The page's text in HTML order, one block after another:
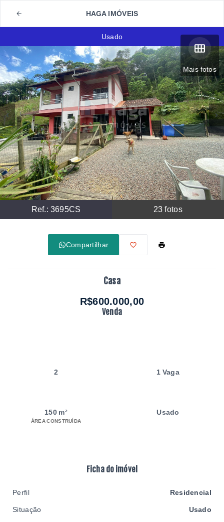
HAGA IMÓVEIS
Mais fotos
Ref.: 3695CS 23 fotos
Usado
Compartilhar
Casa
R$600.000,00
Venda
2 1 Vaga
150 m²
ÁREA CONSTRUÍDA
Usado
Ficha do imóvel
Perfil Residencial
Situação Usado